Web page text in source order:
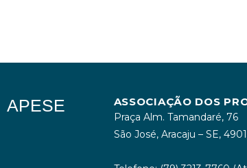
APESE ASSOCIAÇÃO DOS
Praça Alm. Tamandaré, 76
São José, Aracaju – SE,